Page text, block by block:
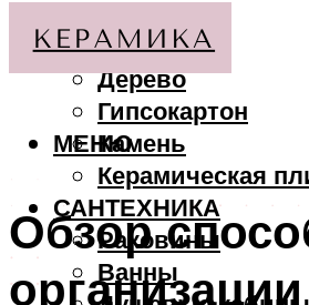
МАТЕРИАЛЫ
Дерево
Гипсокартон
Камень
Керамическая
САНТЕХНИКА
Раковины
Ванны
МЕНЮ
Обзор
организации